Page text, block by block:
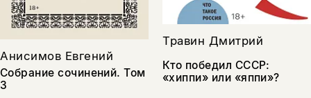
Анисимов Евгений
Собрание сочинений. Том
3
Травин Дмитрий
Кто победил СССР:
«хиппи» или «яппи»?